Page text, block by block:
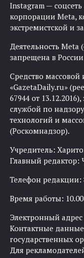
Instagram —
корпорации Meta,
экстремистской и
Деятельность Meta
запрещена в России
Средство
«GazetaDaily.ru»
67944 от
службой по
технологий и
(Роскомнадзор).
Учредитель:
Главный редактор:
Телефон редакции:
Время работы:
Электронный
Контактные
государственных
Для